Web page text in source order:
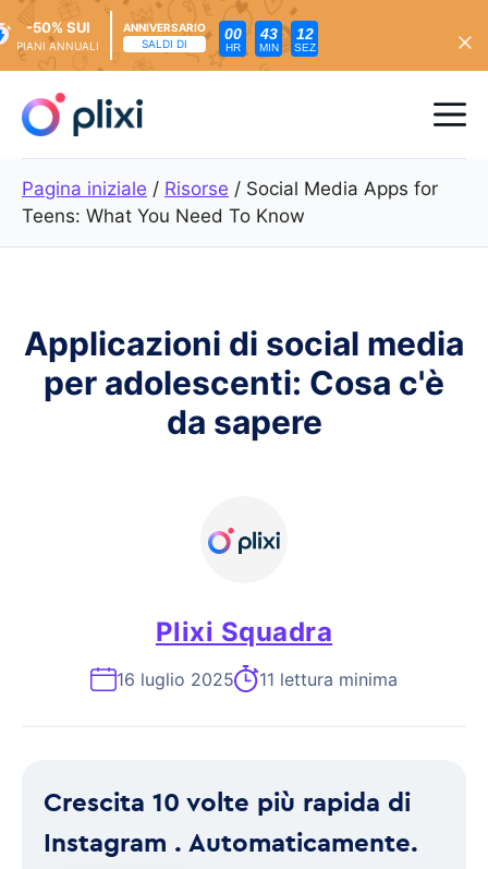
contenuto
-50% SUI
PIANI ANNUALI
ANNIVERSARIO
SALDI DI
00
HR
43
MIN
10
SEZ
Pagina iniziale / Risorse / Social Media Apps for
Teens: What You Need To Know
Applicazioni di social media
per adolescenti: Cosa c'è
da sapere
Plixi Squadra
16 luglio 2025 11 lettura minima
Crescita 10 volte più rapida di
Instagram . Automaticamente.